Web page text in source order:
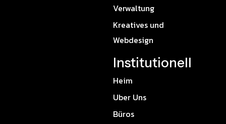
Verwaltung
Kreatives und
Webdesign
Institutionell
Heim
Uber Uns
Büros